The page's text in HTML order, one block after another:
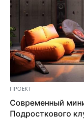
ПРОЕКТ
Современный
Подросткового